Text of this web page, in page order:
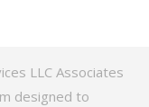
LLC Associates
designed to